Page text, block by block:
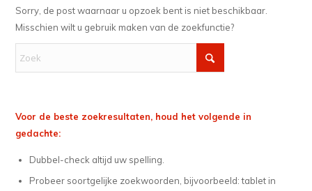
Sorry, de post waarnaar u opzoek bent is niet beschikbaar.
Misschien wilt u gebruik maken van de zoekfunctie?
Voor de beste zoekresultaten, houd het volgende in
gedachte:
Dubbel-check altijd uw spelling.
Probeer soortgelijke zoekwoorden, bijvoorbeeld: tablet in